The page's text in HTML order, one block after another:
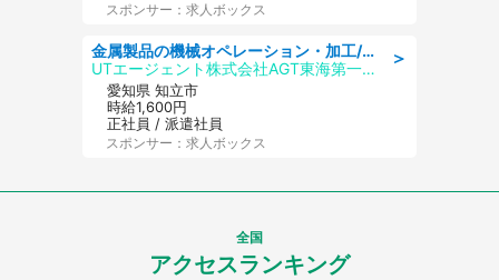
スポンサー：求人ボックス
＞
金属製品の機械オペレーション・加工/寮完備/日払い/工場・製造
UTエージェント株式会社AGT東海第一CU
愛知県 知立市
時給1,600円
正社員 / 派遣社員
スポンサー：求人ボックス
全国
アクセスランキング